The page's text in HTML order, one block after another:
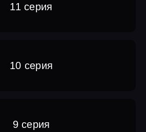
11 серия
10 серия
9 серия